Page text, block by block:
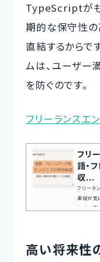
TypeScriptが
期的な保守性の
直結するからで
ムは、ユーザー
を防ぐのです。
フリーランスエ
フリ
語・
収...
フリーラ
年収が気
年収が異
いる方は
スエンジ
高い将来性